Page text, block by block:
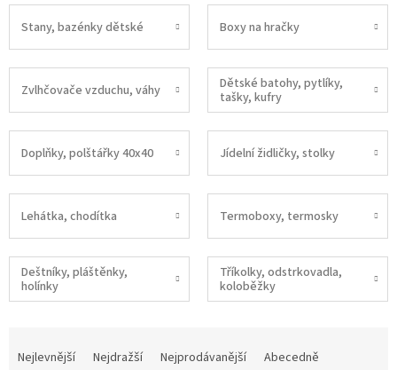
Stany, bazénky dětské Boxy na hračky
Zvlhčovače vzduchu, váhy
Dětské batohy, pytlíky,
tašky, kufry
Doplňky, polštářky 40x40 Jídelní židličky, stolky
Lehátka, chodítka Termoboxy, termosky
Deštníky, pláštěnky,
holínky
Tříkolky, odstrkovadla,
koloběžky
Nejlevnější Nejdražší Nejprodávanější Abecedně